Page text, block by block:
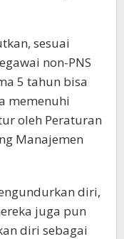
sesuai
non-PNS
5 tahun bisa
memenuhi
oleh Peraturan
Manajemen
diri,
juga pun
diri sebagai